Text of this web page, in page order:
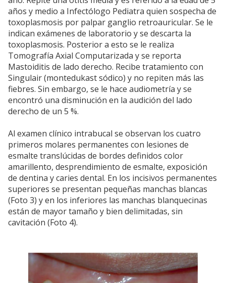
años y medio a Infectólogo Pediatra quien sospecha de
toxoplasmosis por palpar ganglio retroauricular. Se le
indican exámenes de laboratorio y se descarta la
toxoplasmosis. Posterior a esto se le realiza
Tomografía Axial Computarizada y se reporta
Mastoiditis de lado derecho. Recibe tratamiento con
Singulair (montedukast sódico) y no repiten más las
fiebres. Sin embargo, se le hace audiometría y se
encontró una disminución en la audición del lado
derecho de un 5 %.
Al examen clínico intrabucal se observan los cuatro
primeros molares permanentes con lesiones de
esmalte translúcidas de bordes definidos color
amarillento, desprendimiento de esmalte, exposición
de dentina y caries dental. En los incisivos permanentes
superiores se presentan pequeñas manchas blancas
(Foto 3) y en los inferiores las manchas blanquecinas
están de mayor tamaño y bien delimitadas, sin
cavitación (Foto 4).